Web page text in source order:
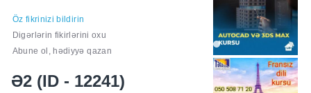
Öz fikrinizi bildirin
Digərlərin fikirlərini oxu
Abune ol, hədiyyə qazan
Ə2 (ID - 12241)